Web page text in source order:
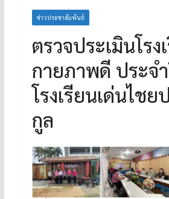
ข่าวประชาสัมพันธ์
ตรวจประเมินโรง
กายภาพดี ประจ
โรงเรียนเด่นไช
กูล